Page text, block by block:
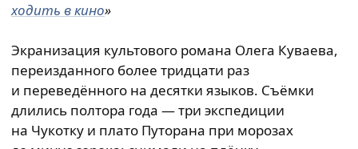
ходить в кино»
Экранизация культового романа Олега Куваева,
переизданного более тридцати раз
и переведённого на десятки языков. Съёмки
длились полтора года — три экспедиции
на Чукотку и плато Путорана при морозах